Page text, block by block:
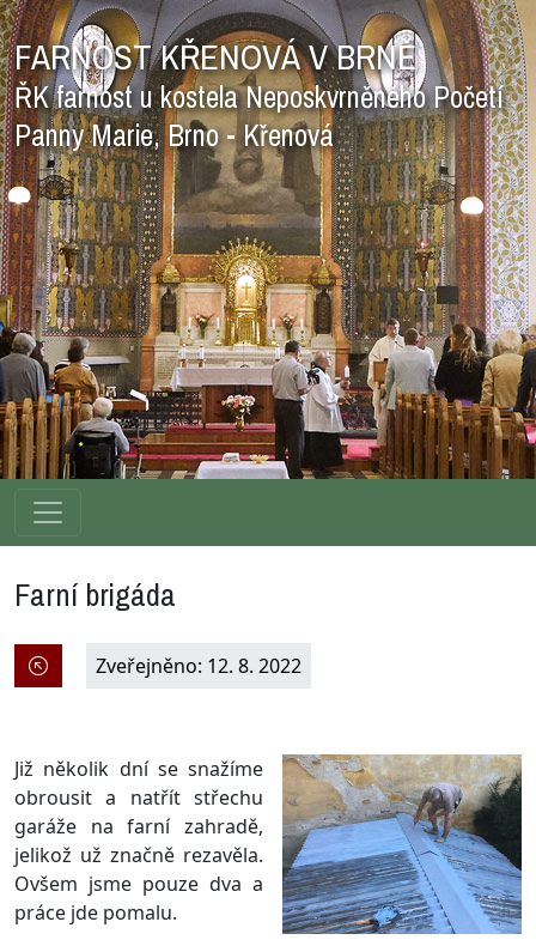
FARNOST KŘENOVÁ V BRNĚ
ŘK farnost u kostela Neposkvrněného Početí
Panny Marie, Brno - Křenová
Farní brigáda
Zveřejněno: 12. 8. 2022
Již několik dní se snažíme
obrousit a natřít střechu
garáže na farní zahradě,
jelikož už značně rezavěla.
Ovšem jsme pouze dva a
práce jde pomalu.